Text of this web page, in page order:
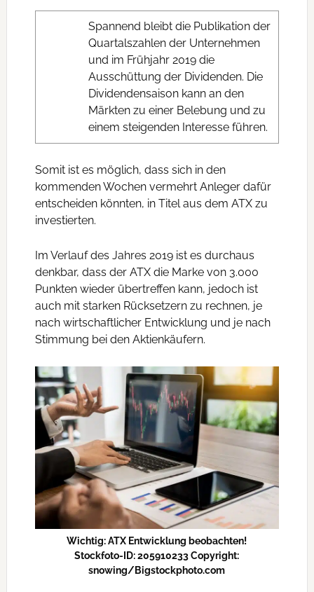
Spannend bleibt die Publikation der
Quartalszahlen der Unternehmen
und im Frühjahr 2019 die
Ausschüttung der Dividenden. Die
Dividendensaison kann an den
Märkten zu einer Belebung und zu
einem steigenden Interesse führen.
Somit ist es möglich, dass sich in den
kommenden Wochen vermehrt Anleger dafür
entscheiden könnten, in Titel aus dem ATX zu
investierten.
Im Verlauf des Jahres 2019 ist es durchaus
denkbar, dass der ATX die Marke von 3.000
Punkten wieder übertreffen kann, jedoch ist
auch mit starken Rücksetzern zu rechnen, je
nach wirtschaftlicher Entwicklung und je nach
Stimmung bei den Aktienkäufern.
Wichtig: ATX Entwicklung beobachten!
Stockfoto-ID: 205910233 Copyright:
snowing/Bigstockphoto.com